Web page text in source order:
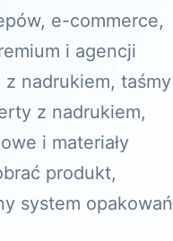
e-commerce,
i agencji
nadrukiem, taśmy
z nadrukiem,
i materiały
produkt,
system opakowań